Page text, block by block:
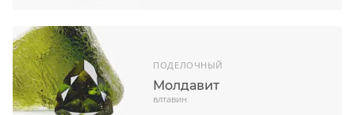
ПОДЕЛОЧНЫЙ
Молдавит
влтавин